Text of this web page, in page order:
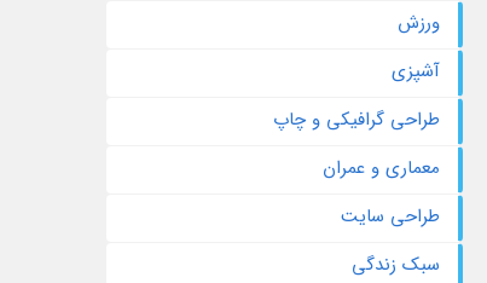
ورزش
آشپزی
طراحی گرافیکی و چاپ
معماری و عمران
طراحی سایت
سبک زندگی